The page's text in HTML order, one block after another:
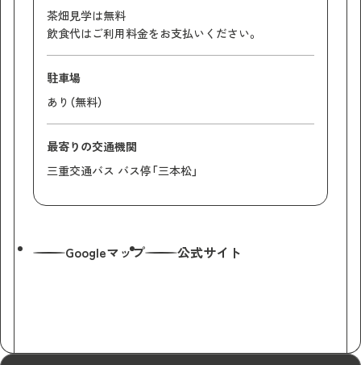
茶畑見学は無料
飲食代はご利用料金をお支払いください。
駐車場
あり（無料）
最寄りの交通機関
三重交通バス バス停「三本松」
Googleマップ 公式サイト